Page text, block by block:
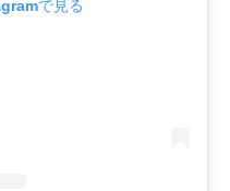
で見る